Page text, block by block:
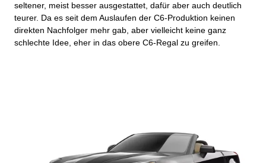
seltener, meist besser ausgestattet, dafür aber auch deutlich
teurer. Da es seit dem Auslaufen der C6-Produktion keinen
direkten Nachfolger mehr gab, aber vielleicht keine ganz
schlechte Idee, eher in das obere C6-Regal zu greifen.